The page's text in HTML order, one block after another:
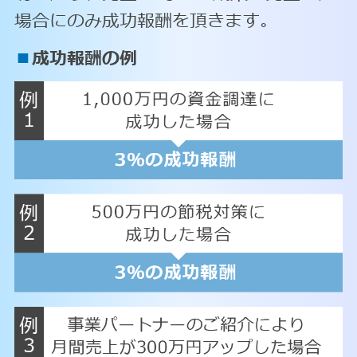
場合にのみ成功報酬を頂きます。
■成功報酬の例